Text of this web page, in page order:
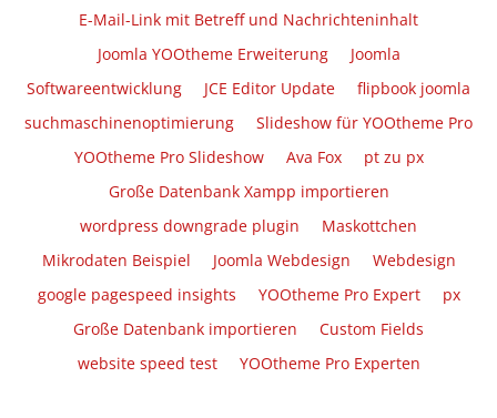
E-Mail-Link mit Betreff und Nachrichteninhalt
Joomla YOOtheme Erweiterung
Joomla
Softwareentwicklung
JCE Editor Update
flipbook joomla
suchmaschinenoptimierung
Slideshow für YOOtheme Pro
YOOtheme Pro Slideshow
Ava Fox
pt zu px
Große Datenbank Xampp importieren
wordpress downgrade plugin
Maskottchen
Mikrodaten Beispiel
Joomla Webdesign
Webdesign
google pagespeed insights
YOOtheme Pro Expert
px
Große Datenbank importieren
Custom Fields
website speed test
YOOtheme Pro Experten